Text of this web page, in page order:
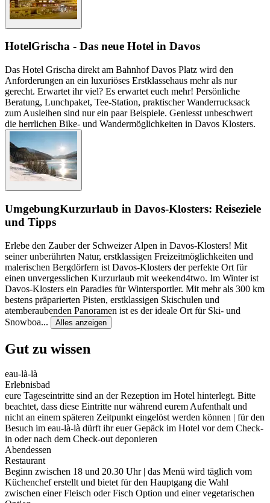
HotelGrischa - Das neue Hotel in Davos
Das Hotel Grischa direkt am Bahnhof Davos Platz wird den
Anforderungen an ein luxuriöses Erstklassehaus mehr als nur
gerecht. Erwartet ihr viel? Es erwartet euch mehr! Persönliche
Beratung, Lunchpaket, Tee-Station, praktischer Wanderrucksack
zum Ausleihen sind nur ein paar Beispiele. Geniesst unbeschwert
die herrlichen Bike- und Wandermöglichkeiten in Davos Klosters.
UmgebungKurzurlaub in Davos-Klosters: Reiseziele
und Tipps
Erlebe den Zauber der Schweizer Alpen in Davos-Klosters! Mit
seiner unberührten Natur, erstklassigen Freizeitmöglichkeiten und
malerischen Bergdörfern ist Davos-Klosters der perfekte Ort für
einen unvergesslichen Kurzurlaub mit weekend4two. Im Winter ist
Davos-Klosters ein Paradies für Wintersportler. Mit mehr als 300 km
bestens präparierten Pisten, erstklassigen Skischulen und
atemberaubenden Panoramen ist es der ideale Ort für Ski- und
Snowboa... Alles anzeigen
Gut zu wissen
eau-là-là
Erlebnisbad
eure Tageseintritte sind an der Rezeption im Hotel hinterlegt. Bitte
beachtet, dass diese Eintritte nur während eurem Aufenthalt und
nicht an einem späteren Zeitpunkt eingelöst werden können | für den
Besuch im eau-là-là dürft ihr euer Gepäck im Hotel vor dem Check-
in oder nach dem Check-out deponieren
Abendessen
Restaurant
Beginn zwischen 18 und 20.30 Uhr | das Menü wird täglich vom
Küchenchef erstellt und bietet für den Hauptgang die Wahl
zwischen einer Fleisch oder Fisch Option und einer vegetarischen